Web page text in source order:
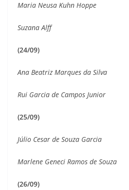
Maria Neusa Kuhn Hoppe
Suzana Alff
(24/09)
Ana Beatriz Marques da Silva
Rui Garcia de Campos Junior
(25/09)
Júlio Cesar de Souza Garcia
Marlene Geneci Ramos de Souza
(26/09)